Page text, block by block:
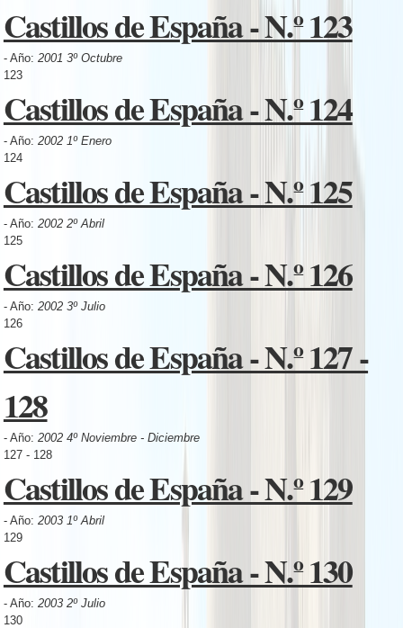
Castillos de España - N.º 123
- Año: 2001 3º Octubre
123
Castillos de España - N.º 124
- Año: 2002 1º Enero
124
Castillos de España - N.º 125
- Año: 2002 2º Abril
125
Castillos de España - N.º 126
- Año: 2002 3º Julio
126
Castillos de España - N.º 127 -
128
- Año: 2002 4º Noviembre - Diciembre
127 - 128
Castillos de España - N.º 129
- Año: 2003 1º Abril
129
Castillos de España - N.º 130
- Año: 2003 2º Julio
130